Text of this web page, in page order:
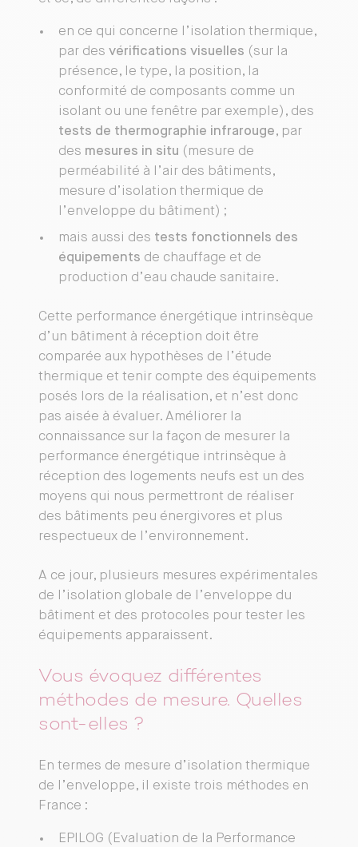
en ce qui concerne l’isolation thermique,
par des vérifications visuelles (sur la
présence, le type, la position, la
conformité de composants comme un
isolant ou une fenêtre par exemple), des
tests de thermographie infrarouge, par
des mesures in situ (mesure de
perméabilité à l’air des bâtiments,
mesure d’isolation thermique de
l’enveloppe du bâtiment) ;
mais aussi des tests fonctionnels des
équipements de chauffage et de
production d’eau chaude sanitaire.
Cette performance énergétique intrinsèque
d’un bâtiment à réception doit être
comparée aux hypothèses de l’étude
thermique et tenir compte des équipements
posés lors de la réalisation, et n’est donc
pas aisée à évaluer. Améliorer la
connaissance sur la façon de mesurer la
performance énergétique intrinsèque à
réception des logements neufs est un des
moyens qui nous permettront de réaliser
des bâtiments peu énergivores et plus
respectueux de l’environnement.
A ce jour, plusieurs mesures expérimentales
de l’isolation globale de l’enveloppe du
bâtiment et des protocoles pour tester les
équipements apparaissent.
Vous évoquez différentes
méthodes de mesure. Quelles
sont-elles ?
En termes de mesure d’isolation thermique
de l’enveloppe, il existe trois méthodes en
France :
EPILOG (Evaluation de la Performance